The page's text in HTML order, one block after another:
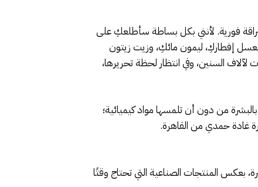
فورية. لأنني بكل بساطة سأطلعكِ على
إفطاركِ، ليمون مائكِ، وزيت زيتون
السنين، وفي انتظار لحظة تحريرها،
من دون أن تلمسها مواد كيميائية؛
غادة حمدي من القاهرة.
بعكس المنتجات الصناعية التي تحتاج وقتًا